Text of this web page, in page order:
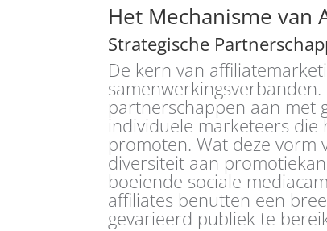
Het Mechanisme van
Strategische
De kern van
partnerschappen aan met
individuele marketeers
promoten. Wat deze vorm
diversiteit aan
boeiende sociale
affiliates benutten een
gevarieerd publiek te